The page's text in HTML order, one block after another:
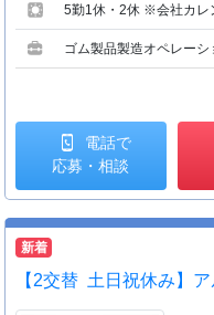
5勤1休・2休 ※会社カレ
ゴム製品製造オペレーシ
電話で
応募・相談
新着
【2交替 土日祝休み】